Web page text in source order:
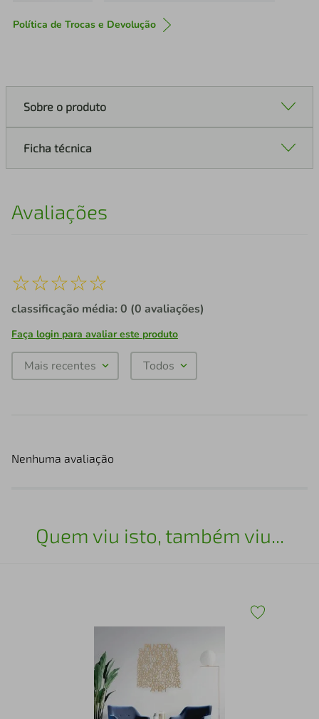
Política de Trocas e Devolução
Sobre o produto
Ficha técnica
Avaliações
☆☆☆☆☆
classificação média: 0 (0 avaliações)
Faça login para avaliar este produto
Mais recentes Todos
Nenhuma avaliação
Quem viu isto, também viu...